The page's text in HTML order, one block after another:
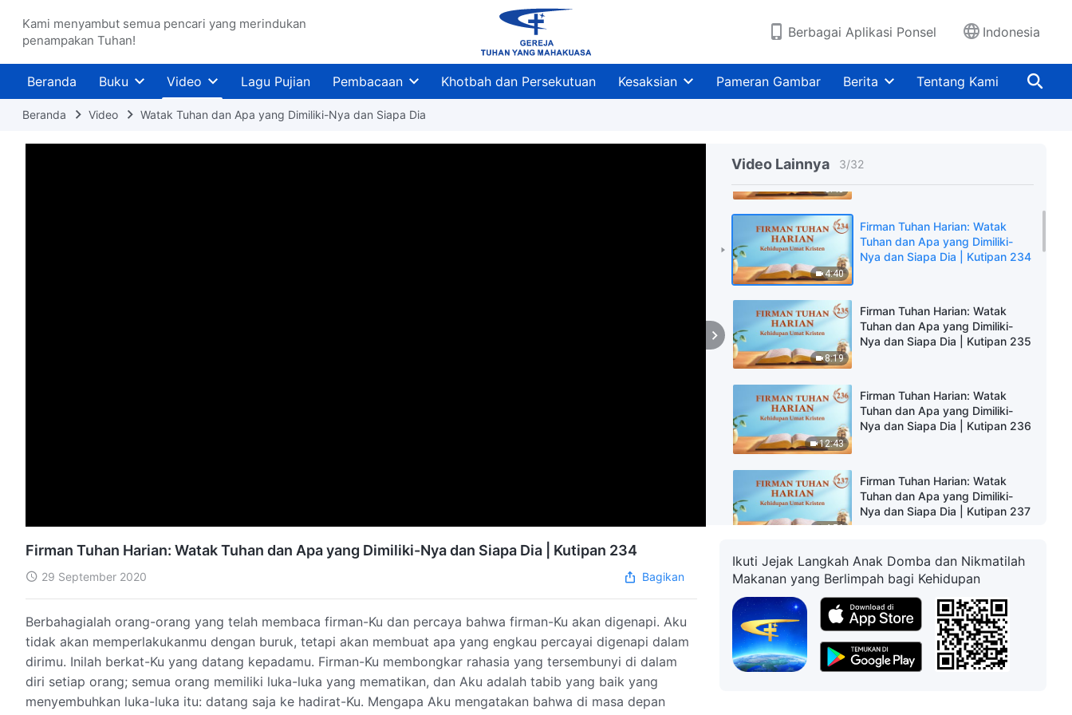
Kami menyambut semua pencari yang merindukan
penampakan Tuhan!
Berbagai Aplikasi Ponsel Indonesia
Beranda Buku Video Lagu Pujian Pembacaan Khotbah dan Persekutuan Kesaksian Pameran Gambar Berita Tentang Kami
Beranda Video Watak Tuhan dan Apa yang Dimiliki-Nya dan Siapa Dia
Video Lainnya 3/32
Nya dan Siapa Dia | Kutipan 232
5:43
Tuhan dan Apa yang Dimiliki-
Nya dan Siapa Dia | Kutipan 233
4:40
Firman Tuhan Harian: Watak
Tuhan dan Apa yang Dimiliki-
Nya dan Siapa Dia | Kutipan 234
8:19
Firman Tuhan Harian: Watak
Tuhan dan Apa yang Dimiliki-
Nya dan Siapa Dia | Kutipan 235
12:43
Firman Tuhan Harian: Watak
Tuhan dan Apa yang Dimiliki-
Nya dan Siapa Dia | Kutipan 236
4:56
Firman Tuhan Harian: Watak
Tuhan dan Apa yang Dimiliki-
Nya dan Siapa Dia | Kutipan 237
05:13
Firman Tuhan Harian: Watak
Tuhan dan Apa yang Dimiliki-
Nya dan Siapa Dia | Kutipan 238
Firman Tuhan Harian: Watak
Tuhan dan Apa yang Dimiliki-
Firman Tuhan Harian: Watak Tuhan dan Apa yang Dimiliki-Nya dan Siapa Dia | Kutipan 234
29 September 2020 Bagikan
Berbahagialah orang-orang yang telah membaca firman-Ku dan percaya bahwa firman-Ku akan digenapi. Aku
tidak akan memperlakukanmu dengan buruk, tetapi akan membuat apa yang engkau percayai digenapi dalam
dirimu. Inilah berkat-Ku yang datang kepadamu. Firman-Ku membongkar rahasia yang tersembunyi di dalam
diri setiap orang; semua orang memiliki luka-luka yang mematikan, dan Aku adalah tabib yang baik yang
menyembuhkan luka-luka itu: datang saja ke hadirat-Ku. Mengapa Aku mengatakan bahwa di masa depan
Ikuti Jejak Langkah Anak Domba dan Nikmatilah
Makanan yang Berlimpah bagi Kehidupan